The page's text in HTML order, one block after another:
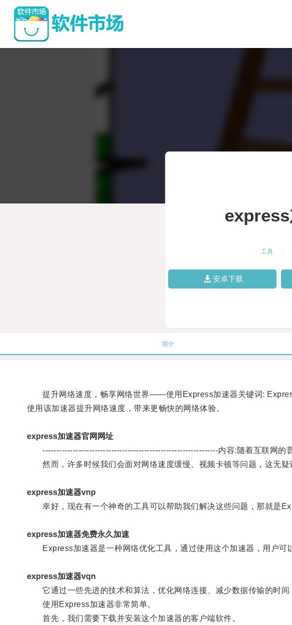
express
工具
安卓下载
简介
提升网络速度，畅享网络世界——使用Express加速器关键词:
使用该加速器提升网络速度，带来更畅快的网络体验。
express加速器官网网址
----------------------------------------------------------------内容:随着互联网的
然而，许多时候我们会面对网络速度缓慢、视频卡顿等问题，这无疑
express加速器vnp
幸好，现在有一个神奇的工具可以帮助我们解决这些问题，那就是
express加速器免费永久加速
Express加速器是一种网络优化工具，通过使用这个加速器，用户可
express加速器vqn
它通过一些先进的技术和算法，优化网络连接、减少数据传输的时间
使用Express加速器非常简单。
首先，我们需要下载并安装这个加速器的客户端软件。